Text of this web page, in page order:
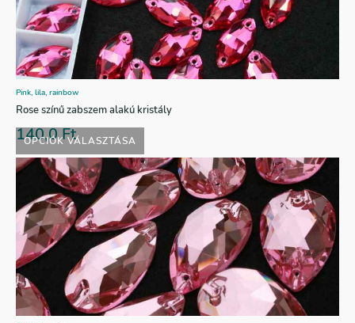
OPCIÓK VÁLASZTÁSA
Pink, lila, rainbow
Rose színű zabszem alakú kristály
140,0Ft